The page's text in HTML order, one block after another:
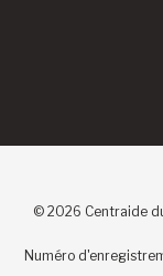
© 2026 Centraide
Numéro